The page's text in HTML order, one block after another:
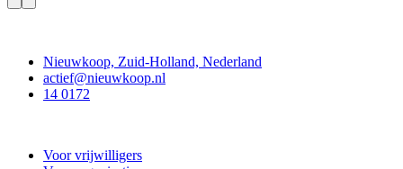
Nieuwkoop, Zuid-Holland, Nederland
actief@nieuwkoop.nl
14 0172
Voor vrijwilligers